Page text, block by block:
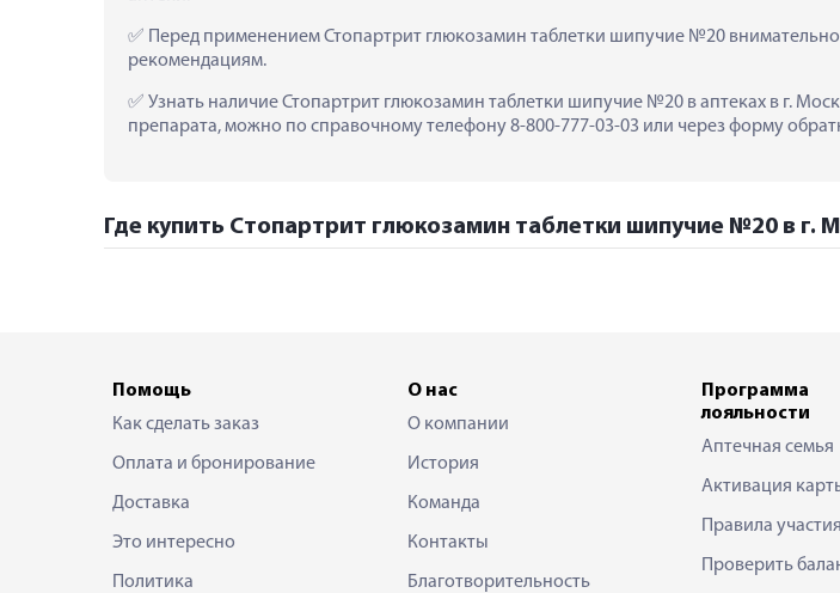
Перед применением Стопартрит глюкозамин таблетки шипучие №20
рекомендациям.
Узнать наличие Стопартрит глюкозамин таблетки шипучие №20 в аптеках в г.
препарата, можно по справочному телефону 8-800-777-03-03 или через форму
Где купить Стопартрит глюкозамин таблетки шипучие №20 в г.
Помощь
Как сделать заказ
Оплата и бронирование
Доставка
Это интересно
Политика
О нас
О компании
История
Команда
Контакты
Благотворительность
Программа
лояльности
Аптечная семья
Активация
Правила участия
Проверить